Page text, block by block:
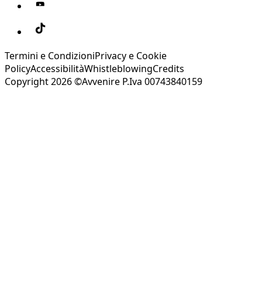
Termini e CondizioniPrivacy e Cookie
PolicyAccessibilitàWhistleblowingCredits
Copyright 2026 ©Avvenire P.Iva 00743840159